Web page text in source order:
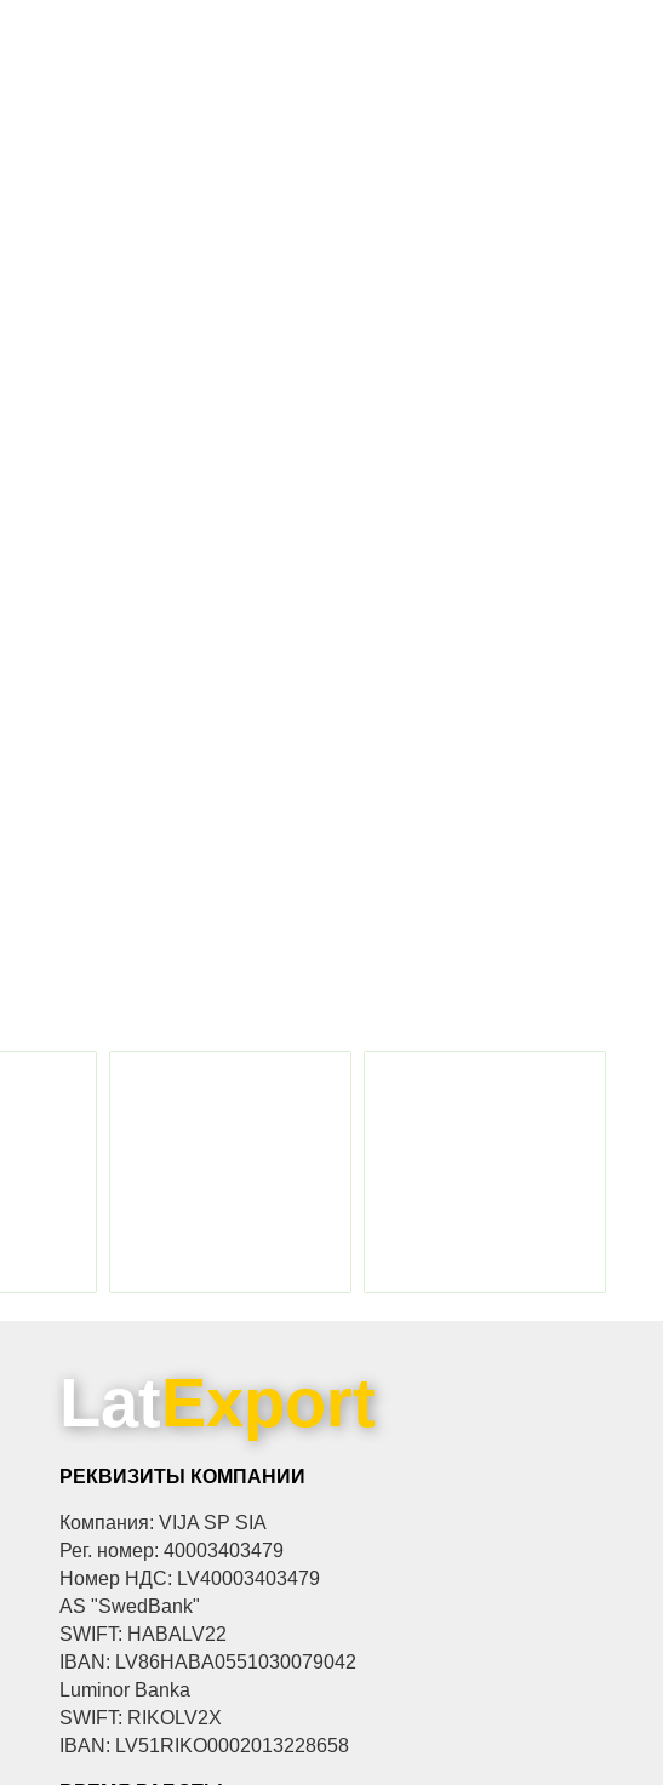
LatExport
РЕКВИЗИТЫ КОМПАНИИ
Компания: VIJA SP SIA
Рег. номер: 40003403479
Номер НДС: LV40003403479
AS "SwedBank"
SWIFT: HABALV22
IBAN: LV86HABA0551030079042
Luminor Banka
SWIFT: RIKOLV2X
IBAN: LV51RIKO0002013228658